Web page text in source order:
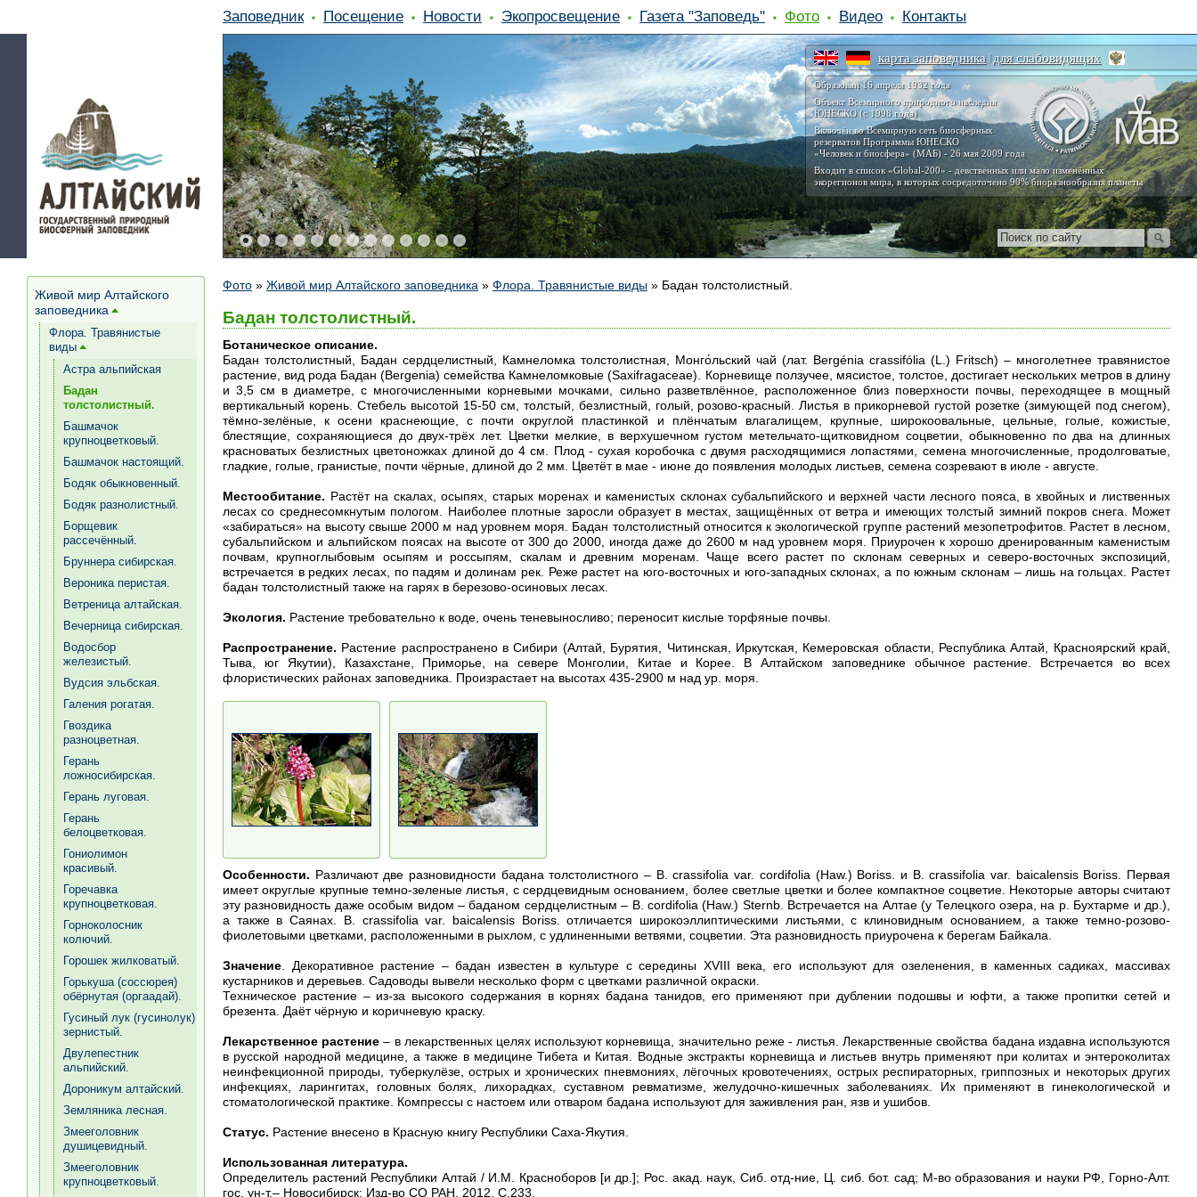
карта заповедника | для слабовидящих
Образован 16 апреля 1932 года
Объект Всемирного природного наследия
ЮНЕСКО (с 1998 года)
Включён во Всемирную сеть биосферных
резерватов Программы ЮНЕСКО
«Человек и биосфера» (МАБ) - 26 мая 2009 года
Входит в список «Global-200» - девственных или мало изменённых
экорегионов мира, в которых сосредоточено 90% биоразнообразия планеты
Заповедник Посещение Новости Экопросвещение Газета "Заповедь" Фото Видео Контакты
Фото » Живой мир Алтайского заповедника » Флора. Травянистые виды » Бадан толстолистный.
Бадан толстолистный.
Ботаническое описание.
Бадан толстолистный, Бадан сердцелистный, Камнеломка толстолистная, Монго́льский чай (лат. Bergénia crassifólia (L.) Fritsch) – многолетнее травянистое
растение, вид рода Бадан (Bergenia) семейства Камнеломковые (Saxifragaceae). Корневище ползучее, мясистое, толстое, достигает нескольких метров в длину
и 3,5 см в диаметре, с многочисленными корневыми мочками, сильно разветвлённое, расположенное близ поверхности почвы, переходящее в мощный
вертикальный корень. Стебель высотой 15-50 см, толстый, безлистный, голый, розово-красный. Листья в прикорневой густой розетке (зимующей под снегом),
тёмно-зелёные, к осени краснеющие, с почти округлой пластинкой и плёнчатым влагалищем, крупные, широкоовальные, цельные, голые, кожистые,
блестящие, сохраняющиеся до двух-трёх лет. Цветки мелкие, в верхушечном густом метельчато-щитковидном соцветии, обыкновенно по два на длинных
красноватых безлистных цветоножках длиной до 4 см. Плод - сухая коробочка с двумя расходящимися лопастями, семена многочисленные, продолговатые,
гладкие, голые, гранистые, почти чёрные, длиной до 2 мм. Цветёт в мае - июне до появления молодых листьев, семена созревают в июле - августе.
Местообитание. Растёт на скалах, осыпях, старых моренах и каменистых склонах субальпийского и верхней части лесного пояса, в хвойных и лиственных
лесах со среднесомкнутым пологом. Наиболее плотные заросли образует в местах, защищённых от ветра и имеющих толстый зимний покров снега. Может
«забираться» на высоту свыше 2000 м над уровнем моря. Бадан толстолистный относится к экологической группе растений мезопетрофитов. Растет в лесном,
субальпийском и альпийском поясах на высоте от 300 до 2000, иногда даже до 2600 м над уровнем моря. Приурочен к хорошо дренированным каменистым
почвам, крупноглыбовым осыпям и россыпям, скалам и древним моренам. Чаще всего растет по склонам северных и северо-восточных экспозиций,
встречается в редких лесах, по падям и долинам рек. Реже растет на юго-восточных и юго-западных склонах, а по южным склонам – лишь на гольцах. Растет
бадан толстолистный также на гарях в березово-осиновых лесах.
Экология. Растение требовательно к воде, очень теневыносливо; переносит кислые торфяные почвы.
Распространение. Растение распространено в Сибири (Алтай, Бурятия, Читинская, Иркутская, Кемеровская области, Республика Алтай, Красноярский край,
Тыва, юг Якутии), Казахстане, Приморье, на севере Монголии, Китае и Корее. В Алтайском заповеднике обычное растение. Встречается во всех
флористических районах заповедника. Произрастает на высотах 435-2900 м над ур. моря.
Особенности. Различают две разновидности бадана толстолистного – В. crassifolia var. cordifolia (Haw.) Boriss. и В. crassifolia var. baicalensis Boriss. Первая
имеет округлые крупные темно-зеленые листья, с сердцевидным основанием, более светлые цветки и более компактное соцветие. Некоторые авторы считают
эту разновидность даже особым видом – баданом сердцелистным – В. cordifolia (Haw.) Sternb. Встречается на Алтае (у Телецкого озера, на р. Бухтарме и др.),
а также в Саянах. В. crassifolia var. baicalensis Boriss. отличается широкоэллиптическими листьями, с клиновидным основанием, а также темно-розово-
фиолетовыми цветками, расположенными в рыхлом, с удлиненными ветвями, соцветии. Эта разновидность приурочена к берегам Байкала.
Значение . Декоративное растение – бадан известен в культуре с середины XVIII века, его используют для озеленения, в каменных садиках, массивах
кустарников и деревьев. Садоводы вывели несколько форм с цветками различной окраски.
Техническое растение – из-за высокого содержания в корнях бадана танидов, его применяют при дублении подошвы и юфти, а также пропитки сетей и
брезента. Даёт чёрную и коричневую краску.
Лекарственное растение – в лекарственных целях используют корневища, значительно реже - листья. Лекарственные свойства бадана издавна используются
в русской народной медицине, а также в медицине Тибета и Китая. Водные экстракты корневища и листьев внутрь применяют при колитах и энтероколитах
неинфекционной природы, туберкулёзе, острых и хронических пневмониях, лёгочных кровотечениях, острых респираторных, гриппозных и некоторых других
инфекциях, ларингитах, головных болях, лихорадках, суставном ревматизме, желудочно-кишечных заболеваниях. Их применяют в гинекологической и
стоматологической практике. Компрессы с настоем или отваром бадана используют для заживления ран, язв и ушибов.
Статус. Растение внесено в Красную книгу Республики Саха-Якутия.
Использованная литература.
Определитель растений Республики Алтай / И.М. Красноборов [и др.]; Рос. акад. наук, Сиб. отд-ние, Ц. сиб. бот. сад; М-во образования и науки РФ, Горно-Алт.
гос. ун-т.– Новосибирск: Изд-во СО РАН, 2012. С.233.
Живой мир Алтайского
заповедника [+]
Флора. Травянистые
виды [+]
Астра альпийская
Бадан
толстолистный.
Башмачок
крупноцветковый.
Башмачок настоящий.
Бодяк обыкновенный.
Бодяк разнолистный.
Борщевик
рассечённый.
Бруннера сибирская.
Вероника перистая.
Ветреница алтайская.
Вечерница сибирская.
Водосбор
железистый.
Вудсия эльбская.
Галения рогатая.
Гвоздика
разноцветная.
Герань
ложносибирская.
Герань луговая.
Герань
белоцветковая.
Гониолимон
красивый.
Горечавка
крупноцветковая.
Горноколосник
колючий.
Горошек жилковатый.
Горькуша (соссюрея)
обёрнутая (оргаадай).
Гусиный лук (гусинолук)
зернистый.
Двулепестник
альпийский.
Дороникум алтайский.
Земляника лесная.
Змееголовник
душицевидный.
Змееголовник
крупноцветковый.